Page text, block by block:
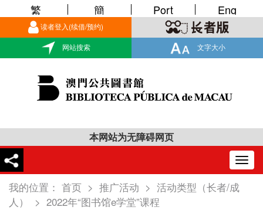
读者登入(续借/预约)
网站搜索 文字大小
繁 簡 Port Eng
本网站为无障碍网页
我的位置： 首页 > 推广活动 > 活动类型（长者/成
人）
> 2022年“图书馆e学堂”课程